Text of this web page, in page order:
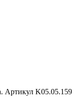
Артикул K05.05.159